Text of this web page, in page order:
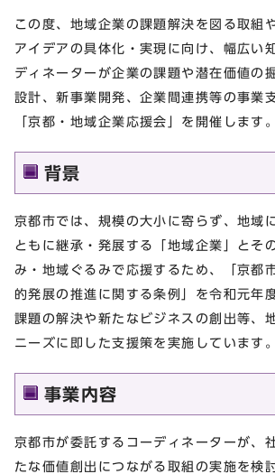
この度、地域企業の課題解決を図る取組
アイデアの具体化・実現に向け、幅広い
ディネーターが企業の課題や潜在価値の
設計、新事業開発、企業間連携等の事業
「京都・地域企業応援会」を開催します。
背景
京都市では、規模の大小に寄らず、地域
ともに継承・発展する「地域企業」とそ
み・地域ぐるみで応援するため、「京都
的発展の推進に関する条例」を令和元年
課題の解決や新たなビジネスの創出等、
ニーズに即した支援策を実施しています。
事業内容
京都市が委託するコーディネーターが、
たな価値創出につながる取組の実施を検